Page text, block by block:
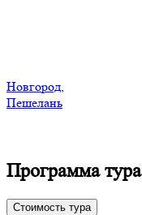
Новгород,
Пешелань
Программа тура
Стоимость тура